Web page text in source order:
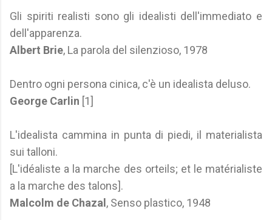
Gli spiriti realisti sono gli idealisti dell'immediato e
dell'apparenza.
Albert Brie, La parola del silenzioso, 1978
Dentro ogni persona cinica, c'è un idealista deluso.
George Carlin [1]
L'idealista cammina in punta di piedi, il materialista
sui talloni.
[L'idéaliste a la marche des orteils; et le matérialiste
a la marche des talons].
Malcolm de Chazal , Senso plastico, 1948